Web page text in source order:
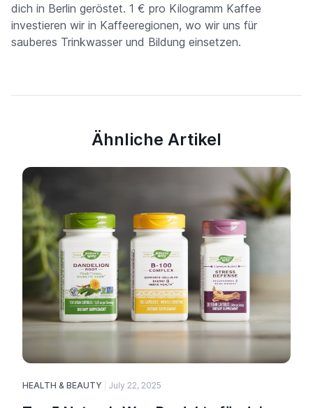
dich in Berlin geröstet. 1 € pro Kilogramm Kaffee
investieren wir in Kaffeeregionen, wo wir uns für
sauberes Trinkwasser und Bildung einsetzen.
Ähnliche Artikel
HEALTH & BEAUTY July 22, 2025